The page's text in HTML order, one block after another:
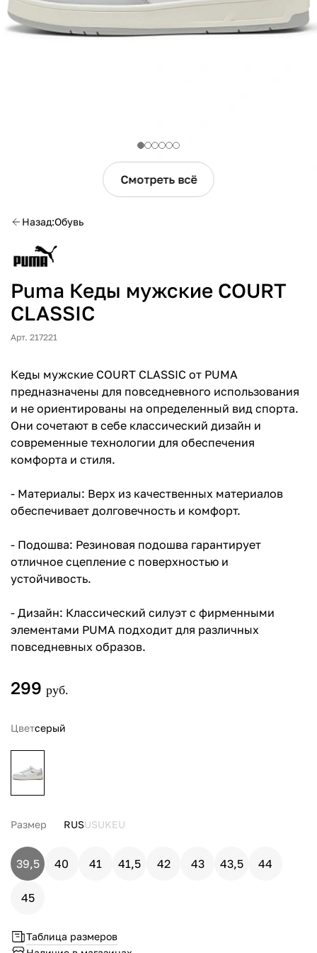
Смотреть всё
Назад Обувь
Puma Кеды мужские COURT
CLASSIC
Арт. 217221
Кеды мужские COURT CLASSIC от PUMA
предназначены для повседневного использования
и не ориентированы на определенный вид спорта.
Они сочетают в себе классический дизайн и
современные технологии для обеспечения
комфорта и стиля.​
- Материалы: Верх из качественных материалов
обеспечивает долговечность и комфорт.​
- Подошва: Резиновая подошва гарантирует
отличное сцепление с поверхностью и
устойчивость.​
- Дизайн: Классический силуэт с фирменными
элементами PUMA подходит для различных
повседневных образов.
299 руб.
Цветсерый
Размер RUSUSUKEU
39,5 40 41 41,5 42 43 43,5 44
45
Таблица размеров